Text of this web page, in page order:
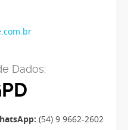
Dados:
(54) 9 9662-2602